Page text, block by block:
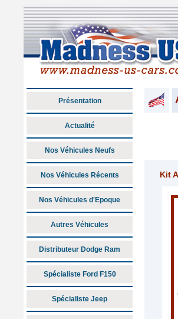
Présentation
Actualité
Nos Véhicules Neufs
Nos Véhicules Récents
Nos Véhicules d'Epoque
Autres Véhicules
Distributeur Dodge Ram
Spécialiste Ford F150
Spécialiste Jeep
Kit